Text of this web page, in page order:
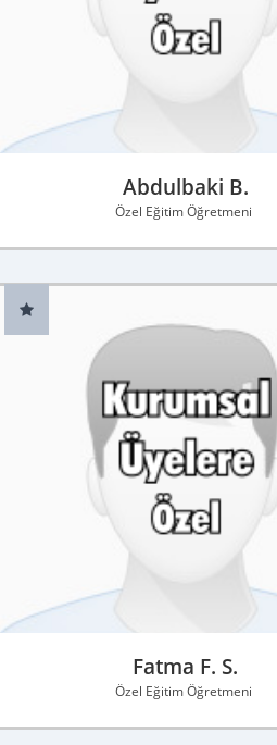
Abdulbaki B.
Özel Eğitim Öğretmeni
Fatma F. S.
Özel Eğitim Öğretmeni